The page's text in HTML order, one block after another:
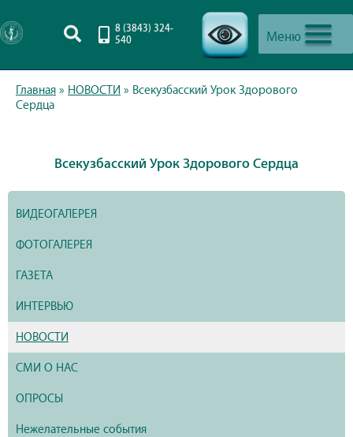
Меню
8 (3843) 324-
540
Главная » НОВОСТИ » Всекузбасский Урок Здорового
Сердца
Всекузбасский Урок Здорового Сердца
ВИДЕОГАЛЕРЕЯ
ФОТОГАЛЕРЕЯ
ГАЗЕТА
ИНТЕРВЬЮ
НОВОСТИ
СМИ О НАС
ОПРОСЫ
Нежелательные события